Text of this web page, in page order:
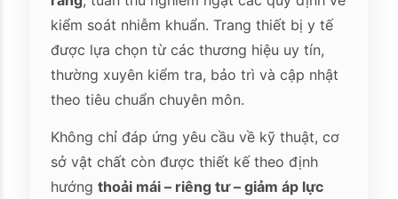
kiểm soát nhiễm khuẩn. Trang thiết bị y tế
được lựa chọn từ các thương hiệu uy tín,
thường xuyên kiểm tra, bảo trì và cập nhật
theo tiêu chuẩn chuyên môn.
Không chỉ đáp ứng yêu cầu về kỹ thuật, cơ
sở vật chất còn được thiết kế theo định
hướngthoải mái – riêng tư – giảm áp lực